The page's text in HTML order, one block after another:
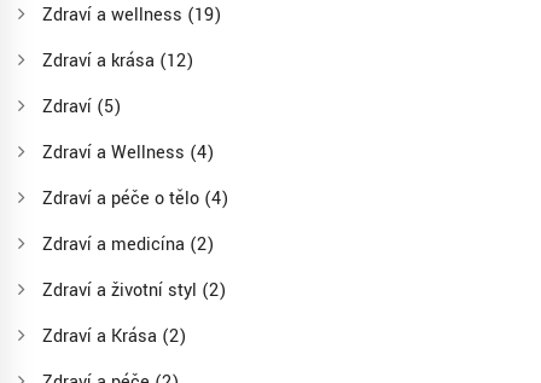
Zdraví a wellness (19)
Zdraví a krása (12)
Zdraví (5)
Zdraví a Wellness (4)
Zdraví a péče o tělo (4)
Zdraví a medicína (2)
Zdraví a životní styl (2)
Zdraví a Krása (2)